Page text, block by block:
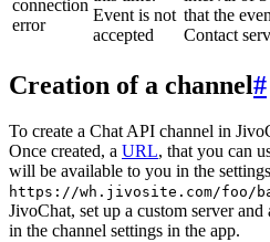
connection
error
Event is not
accepted
that the
Contact
Creation of a channel#
To create a Chat API channel in
Once created, a URL, that you can
will be available to you in the
https://wh.jivosite.com/foo/
JivoChat, set up a custom server
in the channel settings in the app.